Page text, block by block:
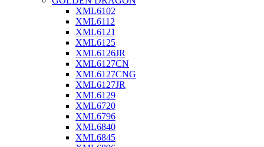
XML6102
XML6112
XML6121
XML6125
XML6126JR
XML6127CN
XML6127CNG
XML6127JR
XML6129
XML6720
XML6796
XML6840
XML6845